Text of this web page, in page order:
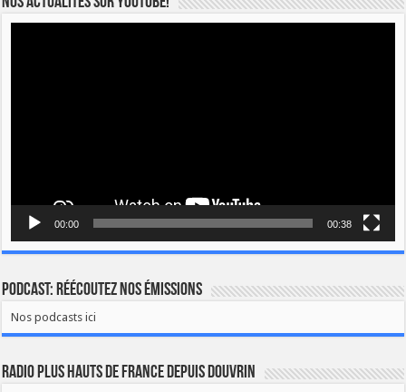
00:00 00:38
Podcast: Réécoutez nos émissions
Nos podcasts ici
Radio Plus Hauts de France depuis Douvrin